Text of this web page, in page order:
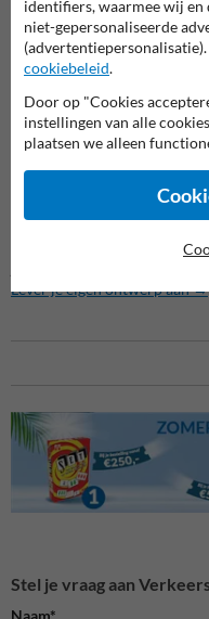
herkenbaar en
Wat zit er in de
1x Gepersonaliseerd
Optioneel:
Kies voor kwaliteit en
service. Bestel vandaag nog
geef jouw locatie de
Niet gevonden wat je zocht?
Lever je eigen ontwerp aan →
Stel je vraag aan
Naam*
identifiers, waarmee wij en
niet-gepersonaliseerde
cookiebeleid.
Door op "Cookies
instellingen van alle
plaatsen we alleen